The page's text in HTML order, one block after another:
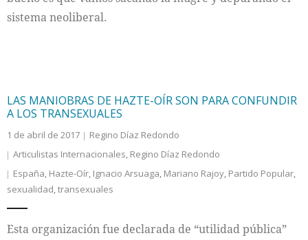
sistema neoliberal.
LAS MANIOBRAS DE HAZTE-OÍR SON PARA CONFUNDIR
A LOS TRANSEXUALES
1 de abril de 2017
Regino Díaz Redondo
Articulistas Internacionales, Regino Díaz Redondo
España, Hazte-Oír, Ignacio Arsuaga, Mariano Rajoy, Partido Popular,
sexualidad,transexuales
Esta organización fue declarada de “utilidad pública”